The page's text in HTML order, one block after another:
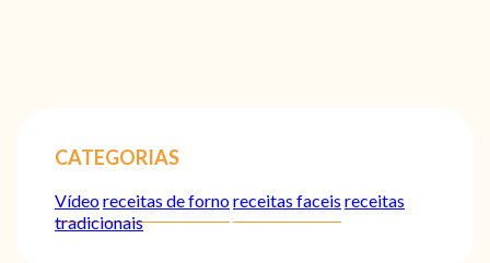
CATEGORIAS
Vídeoreceitas de fornoreceitas faceis receitas
tradicionais